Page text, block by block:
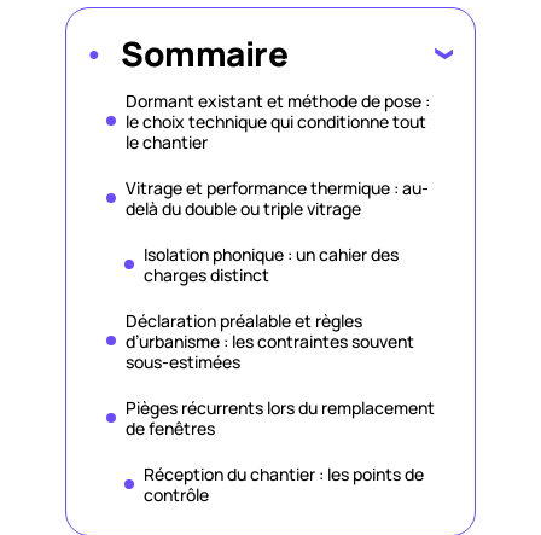
Sommaire
Dormant existant et méthode de pose :
le choix technique qui conditionne tout
le chantier
Vitrage et performance thermique : au-
delà du double ou triple vitrage
Isolation phonique : un cahier des
charges distinct
Déclaration préalable et règles
d’urbanisme : les contraintes souvent
sous-estimées
Pièges récurrents lors du remplacement
de fenêtres
Réception du chantier : les points de
contrôle